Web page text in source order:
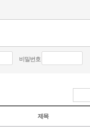
비밀번호
제목